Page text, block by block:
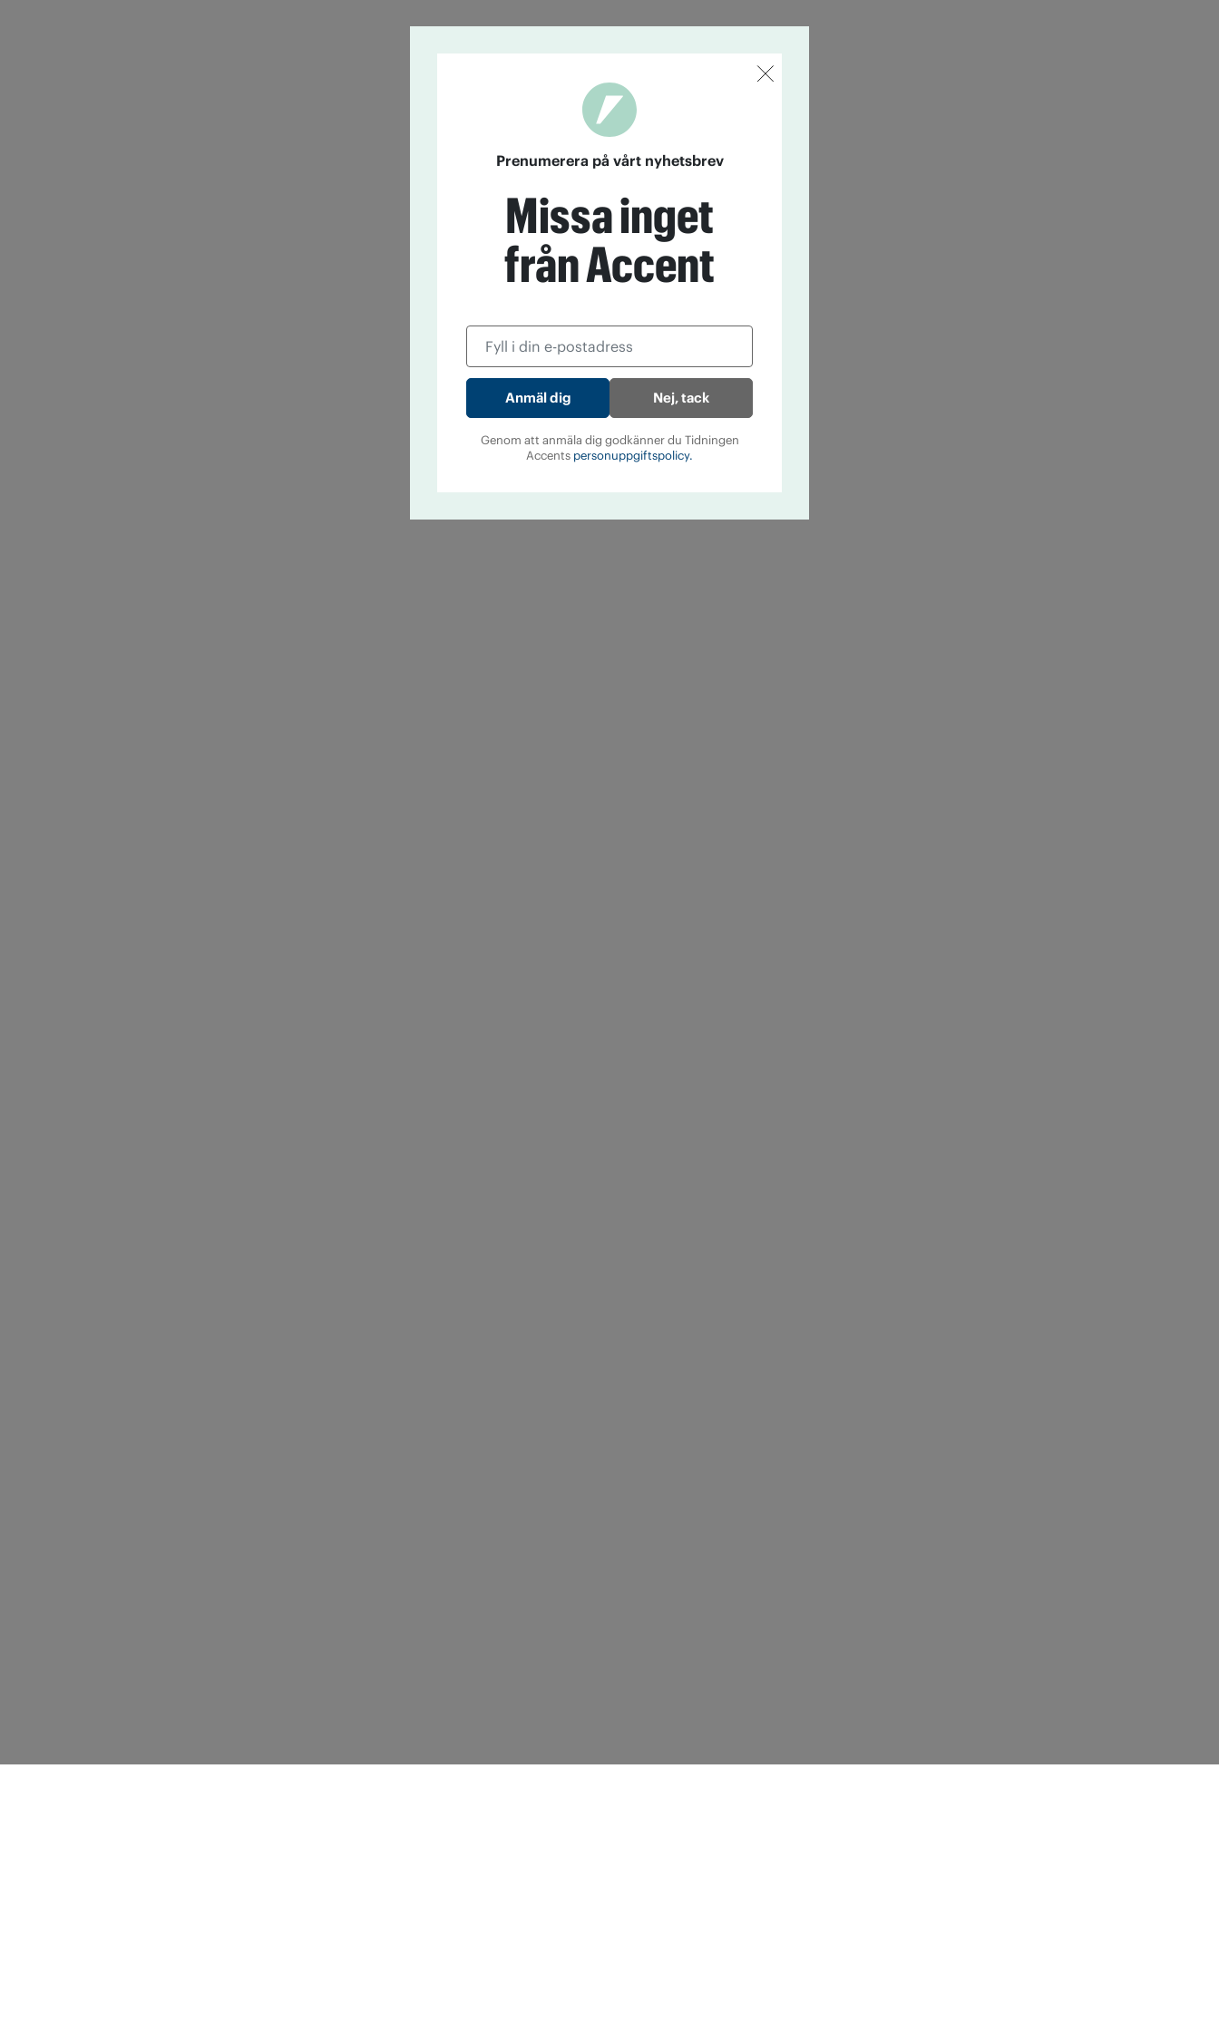
Prenumerera på vårt nyhetsbrev
Missa inget
från Accent
Nej, tack
Genom att anmäla dig godkänner du Tidningen
Accents personuppgiftspolicy.